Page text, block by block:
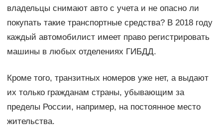
владельцы снимают авто с учета и не опасно ли
покупать такие транспортные средства? В 2018 году
каждый автомобилист имеет право регистрировать
машины в любых отделениях ГИБДД.
Кроме того, транзитных номеров уже нет, а выдают
их только гражданам страны, убывающим за
пределы России, например, на постоянное место
жительства.